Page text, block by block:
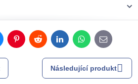
PinterestRedditLinkedInWhatsApp
E-
mail
Následující produkt